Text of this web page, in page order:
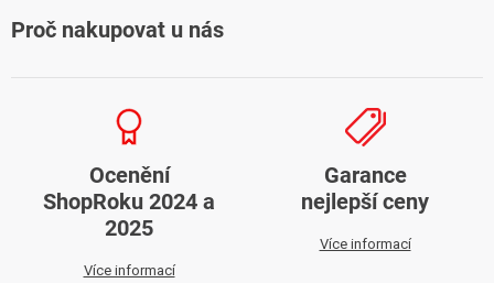
Proč nakupovat u nás
Ocenění
ShopRoku 2024 a
2025
Více informací
Garance
nejlepší ceny
Více informací